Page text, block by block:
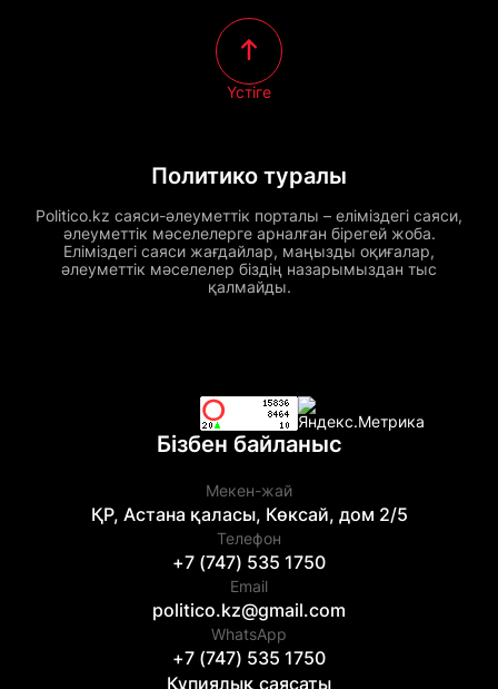
Политико туралы
Politico.kz саяси-әлеуметтік порталы – еліміздегі саяси,
әлеуметтік мәселелерге арналған бірегей жоба.
Еліміздегі саяси жағдайлар, маңызды оқиғалар,
әлеуметтік мәселелер біздің назарымыздан тыс
қалмайды.
Үстіге
Бізбен байланыс
Мекен-жай
ҚР, Астана қаласы, Көксай, дом 2/5
Телефон
+7 (747) 535 1750
Email
politico.kz@gmail.com
WhatsApp
+7 (747) 535 1750
Құпиялық саясаты